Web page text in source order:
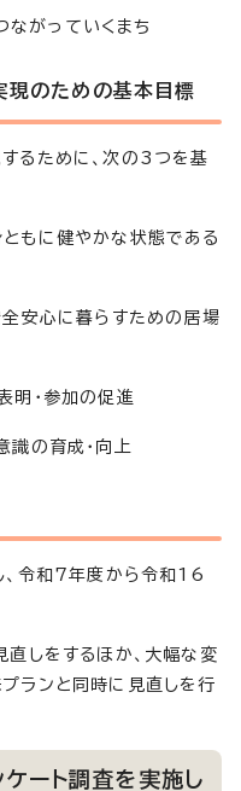
ながっていくまち
現のための基本目標
るために、次の3つを基
もに健やかな状態である
安心に暮らすための居場
明・参加の促進
の育成・向上
、令和7年度から令和16
しをするほか、大幅な変
ランと同時に見直しを行
ート調査を実施し